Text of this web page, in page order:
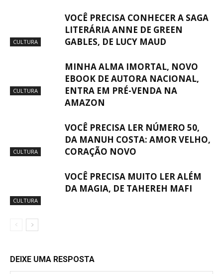
CULTURA
VOCÊ PRECISA CONHECER A SAGA
LITERÁRIA ANNE DE GREEN
GABLES, DE LUCY MAUD
CULTURA
MINHA ALMA IMORTAL, NOVO
EBOOK DE AUTORA NACIONAL,
ENTRA EM PRÉ-VENDA NA
AMAZON
CULTURA
VOCÊ PRECISA LER NÚMERO 50,
DA MANUH COSTA: AMOR VELHO,
CORAÇÃO NOVO
CULTURA
VOCÊ PRECISA MUITO LER ALÉM
DA MAGIA, DE TAHEREH MAFI
DEIXE UMA RESPOSTA